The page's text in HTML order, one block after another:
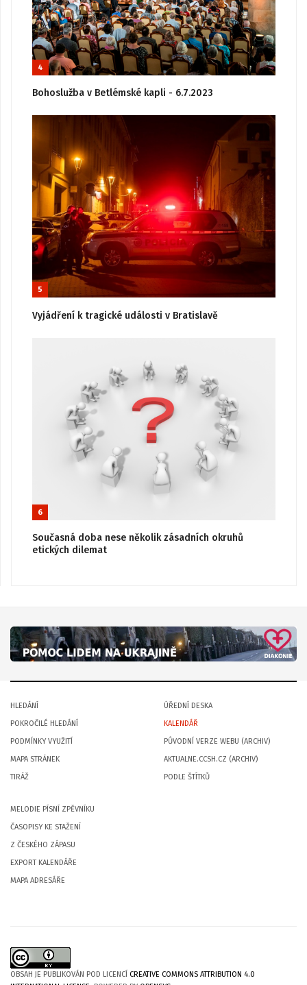
4
Bohoslužba v Betlémské kapli - 6.7.2023
5
Vyjádření k tragické události v Bratislavě
6
Současná doba nese několik zásadních okruhů
etických dilemat
HLEDÁNÍ
POKROČILÉ HLEDÁNÍ
PODMÍNKY VYUŽITÍ
MAPA STRÁNEK
TIRÁŽ
ÚŘEDNÍ DESKA
KALENDÁŘ
PŮVODNÍ VERZE WEBU (ARCHIV)
AKTUALNE.CCSH.CZ (ARCHIV)
PODLE ŠTÍTKŮ
MELODIE PÍSNÍ ZPĚVNÍKU
ČASOPISY KE STAŽENÍ
Z ČESKÉHO ZÁPASU
EXPORT KALENDÁŘE
MAPA ADRESÁŘE
OBSAH JE PUBLIKOVÁN POD LICENCÍ CREATIVE COMMONS ATTRIBUTION 4.0